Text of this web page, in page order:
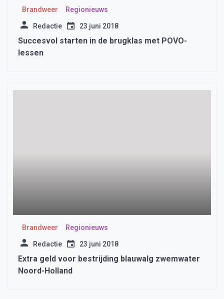
Brandweer Regionieuws
Redactie 23 juni 2018
Succesvol starten in de brugklas met POVO-
lessen
Brandweer Regionieuws
Redactie 23 juni 2018
Extra geld voor bestrijding blauwalg zwemwater
Noord-Holland